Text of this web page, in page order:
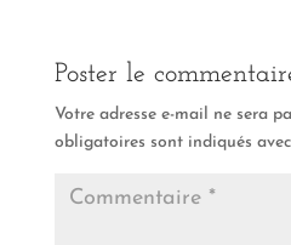
Poster le
Votre adresse e-mail ne sera
obligatoires sont indiqués avec